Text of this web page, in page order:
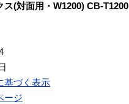
ス(対面用・W1200) CB-T1200
基づく表示
ージ